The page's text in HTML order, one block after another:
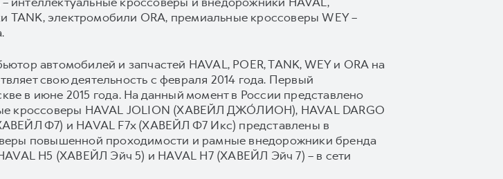
электромобили ORA, премиальные кроссоверы WEY –
автомобилей и запчастей HAVAL, POER, TANK, WEY и ORA на
свою деятельность с февраля 2014 года. Первый
в июне 2015 года. На данный момент в России представлено
кроссоверы HAVAL JOLION (ХАВЕЙЛ ДЖО́ЛИОН), HAVAL DARGO
Ф7) и HAVAL F7x (ХАВЕЙЛ Ф7 Икс) представлены в
повышенной проходимости и рамные внедорожники бренда
H5 (ХАВЕЙЛ Эйч 5) и HAVAL H7 (ХАВЕЙЛ Эйч 7) – в сети